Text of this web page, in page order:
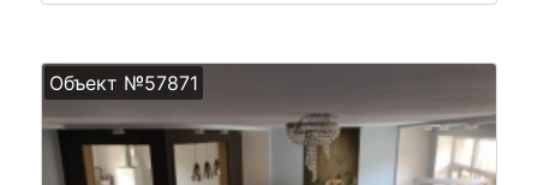
Объект №57871